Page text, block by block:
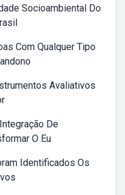
Socioambiental Do
Com Qualquer Tipo
Avaliativos
De
O Eu
Identificados Os